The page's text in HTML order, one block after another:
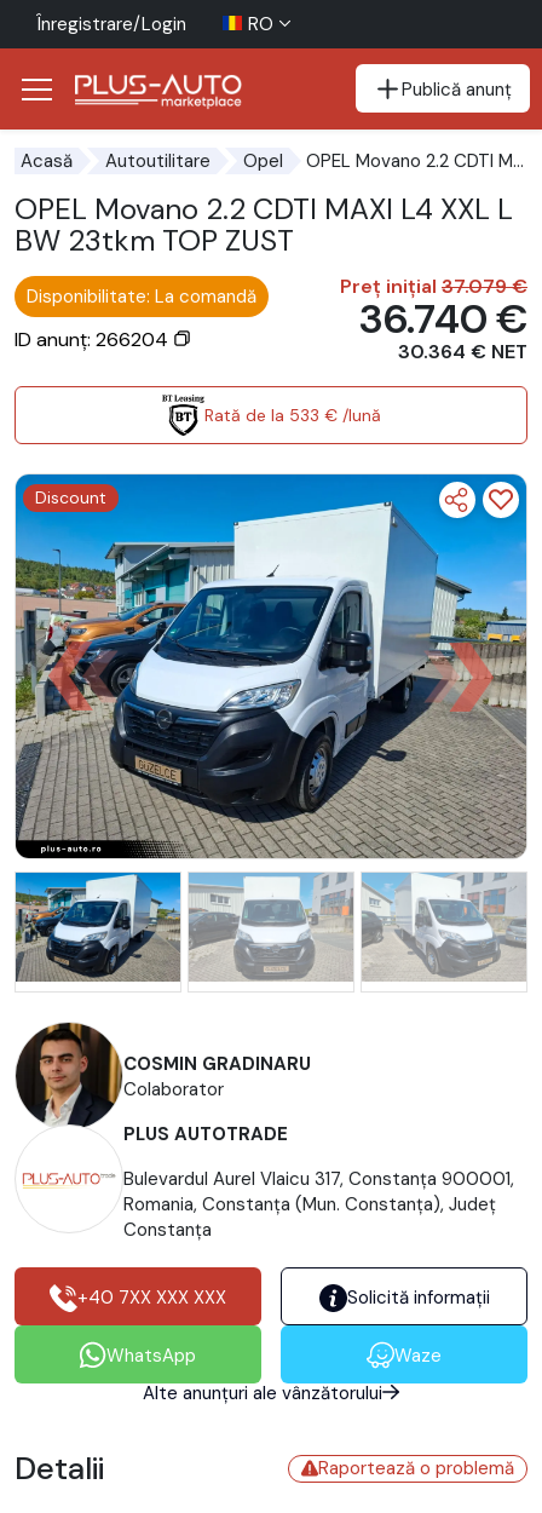
Înregistrare/Login RO
Publică anunț
Acasă Autoutilitare Opel OPEL Movano 2.2 CDTI MAXI L4 XXL LBW 23tkm TOP ZUST
OPEL Movano 2.2 CDTI MAXI L4 XXL L
BW 23tkm TOP ZUST
Disponibilitate: La comandă
ID anunț: 266204
Preț inițial 37.079 €
36.740 €
30.364 € NET
Rată de la 533 € /lună
Discount
COSMIN GRADINARU
Colaborator
PLUS AUTOTRADE
Bulevardul Aurel Vlaicu 317, Constanța 900001,
Romania, Constanţa (Mun. Constanţa), Județ
Constanţa
+40 7XX XXX XXX Solicită informații
WhatsApp
Waze
Alte anunțuri ale vânzătorului
Detalii Raportează o problemă